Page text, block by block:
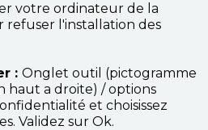
votre ordinateur de la
refuser l'installation des
: Onglet outil (pictogramme
haut a droite) / options
et choisissez
Validez sur Ok.